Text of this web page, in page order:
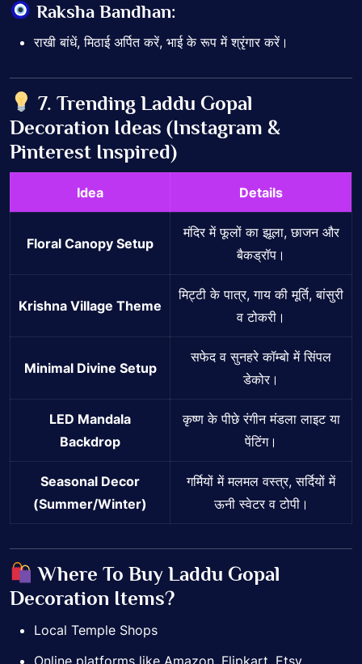
Raksha Bandhan:
राखी बांधें, मिठाई अर्पित करें, भाई के रूप में श्रृंगार करें।
7. Trending Laddu Gopal
Decoration Ideas (Instagram &
Pinterest Inspired)
Idea Details
Floral Canopy Setup
मंदिर में फूलों का झूला, छाजन और
बैकड्रॉप।
Krishna Village Theme
मिट्टी के पात्र, गाय की मूर्ति, बांसुरी
व टोकरी।
Minimal Divine Setup
सफेद व सुनहरे कॉम्बो में सिंपल
डेकोर।
LED Mandala
Backdrop
कृष्ण के पीछे रंगीन मंडला लाइट या
पेंटिंग।
Seasonal Decor
(Summer/Winter)
गर्मियों में मलमल वस्त्र, सर्दियों में
ऊनी स्वेटर व टोपी।
Where To Buy Laddu Gopal
Decoration Items?
Local Temple Shops
Online platforms like Amazon, Flipkart, Etsy